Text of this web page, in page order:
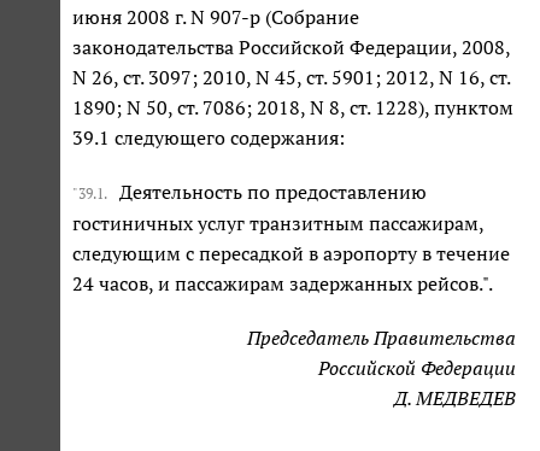
июня 2008 г. N 907-р (Собрание
законодательства Российской Федерации, 2008,
N 26, ст. 3097; 2010, N 45, ст. 5901; 2012, N 16, ст.
1890; N 50, ст. 7086; 2018, N 8, ст. 1228), пунктом
39.1 следующего содержания:
"39.1.
Деятельность по предоставлению
гостиничных услуг транзитным пассажирам,
следующим с пересадкой в аэропорту в течение
24 часов, и пассажирам задержанных рейсов.".
Председатель Правительства
Российской Федерации
Д. МЕДВЕДЕВ